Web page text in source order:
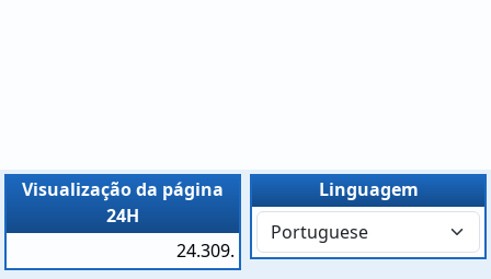
Visualização da página
24H
24.309.
Linguagem